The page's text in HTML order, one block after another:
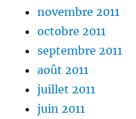
novembre 2011
octobre 2011
septembre 2011
août 2011
juillet 2011
juin 2011